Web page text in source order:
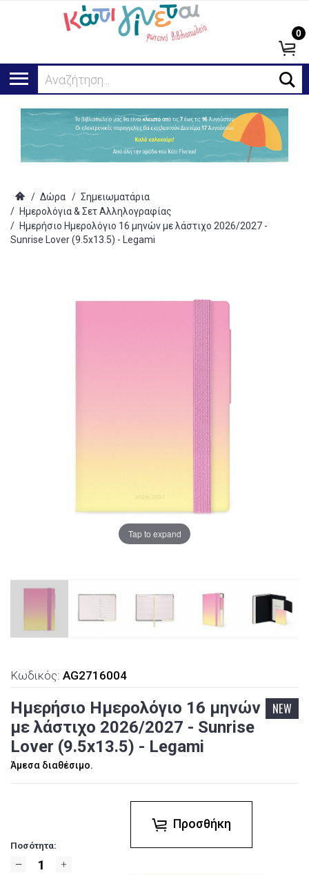
Αναζήτηση...
0
/ Δώρα / Σημειωματάρια
/ Ημερολόγια & Σετ Αλληλογραφίας
/ Ημερήσιο Ημερολόγιο 16 μηνών με λάστιχο 2026/2027 -
Sunrise Lover (9.5x13.5) - Legami
Tap to expand
Κωδικός: AG2716004
Ημερήσιο Ημερολόγιο 16 μηνών
με λάστιχο 2026/2027 - Sunrise
Lover (9.5x13.5) - Legami
NEW
Άμεσα διαθέσιμο.
Ποσότητα:
Προσθήκη